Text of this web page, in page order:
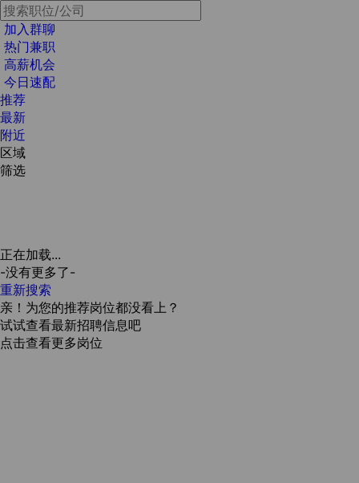
加入群聊
热门兼职
高薪机会
今日速配
推荐
最新
附近
区域
筛选
正在加载...
-没有更多了-
重新搜索
亲！为您的推荐岗位都没看上？
试试查看最新招聘信息吧
点击查看更多岗位